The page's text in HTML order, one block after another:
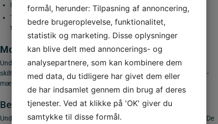
I forbindelse med
hastighedszoner og parkeringsregulering
Til at give ekstra detaljer, hvor et almindeligt vejskilt ikke er
tilstrækkeligt.
Montering af undertavler
Undertavler monteres altid under en hoved-tavle på en
skiltestander.Vores standere, beslag og galgerer naturligvis også CE-
mærkede.
Bestilling og levering
Undertavler kan bestilles i standardmål som
. De
formål, herunder: Tilpasning af annoncering,
bedre brugeroplevelse, funktionalitet,
statistik og marketing. Disse oplysninger
kan blive delt med annoncerings- og
analysepartnere, som kan kombinere dem
med data, du tidligere har givet dem eller
de har indsamlet gennem din brug af deres
tjenester. Ved at klikke på 'OK' giver du
samtykke til disse formål.